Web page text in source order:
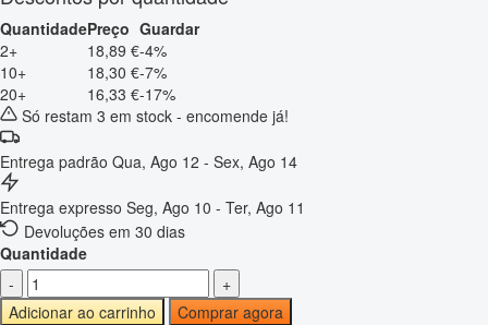
QuantidadePreço Guardar
2+
18,89 €-4%
10+
18,30 €-7%
20+
16,33 €-17%
Só restam 3 em stock - encomende já!
Entrega padrão Qua, Ago 12 - Sex, Ago 14
Entrega expresso Seg, Ago 10 - Ter, Ago 11
Devoluções em 30 dias
Quantidade
-
+
Adicionar ao carrinho
Comprar agora